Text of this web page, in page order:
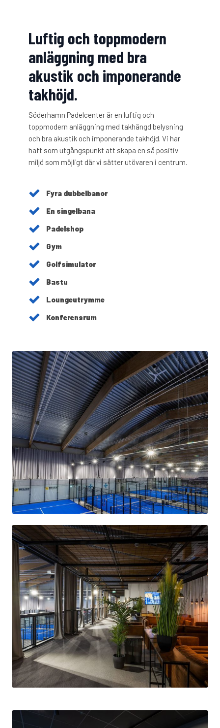
Luftig och toppmodern
anläggning med bra
akustik och imponerande
takhöjd.
Söderhamn Padelcenter är en luftig och
toppmodern anläggning med takhängd belysning
och bra akustik och imponerande takhöjd. Vi har
haft som utgångspunkt att skapa en så positiv
miljö som möjligt där vi sätter utövaren i centrum.
Fyra dubbelbanor
En singelbana
Padelshop
Gym
Golfsimulator
Bastu
Loungeutrymme
Konferensrum